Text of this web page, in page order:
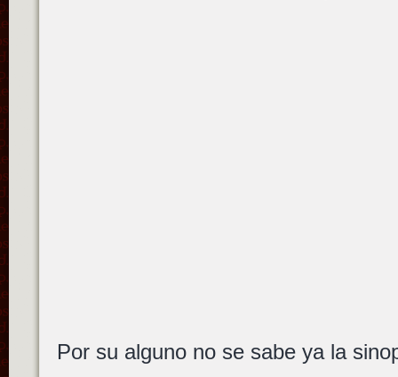
Por su alguno no se sabe ya la